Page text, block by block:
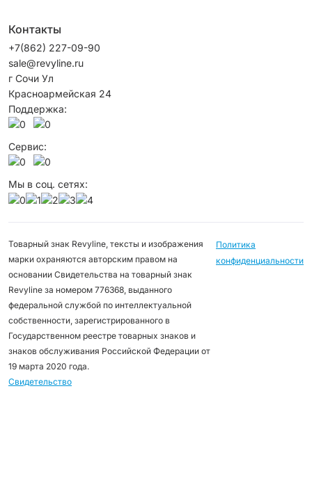
Контакты
+7(862) 227-09-90
sale@revyline.ru
г Сочи Ул
Красноармейская 24
Поддержка:
Сервис:
Мы в соц. сетях:
Товарный знак Revyline, тексты и изображения
марки охраняются авторским правом на
основании Свидетельства на товарный знак
Revyline за номером 776368, выданного
федеральной службой по интеллектуальной
собственности, зарегистрированного в
Государственном реестре товарных знаков и
знаков обслуживания Российской Федерации от
19 марта 2020 года.
Свидетельство
Политика
конфиденциальности